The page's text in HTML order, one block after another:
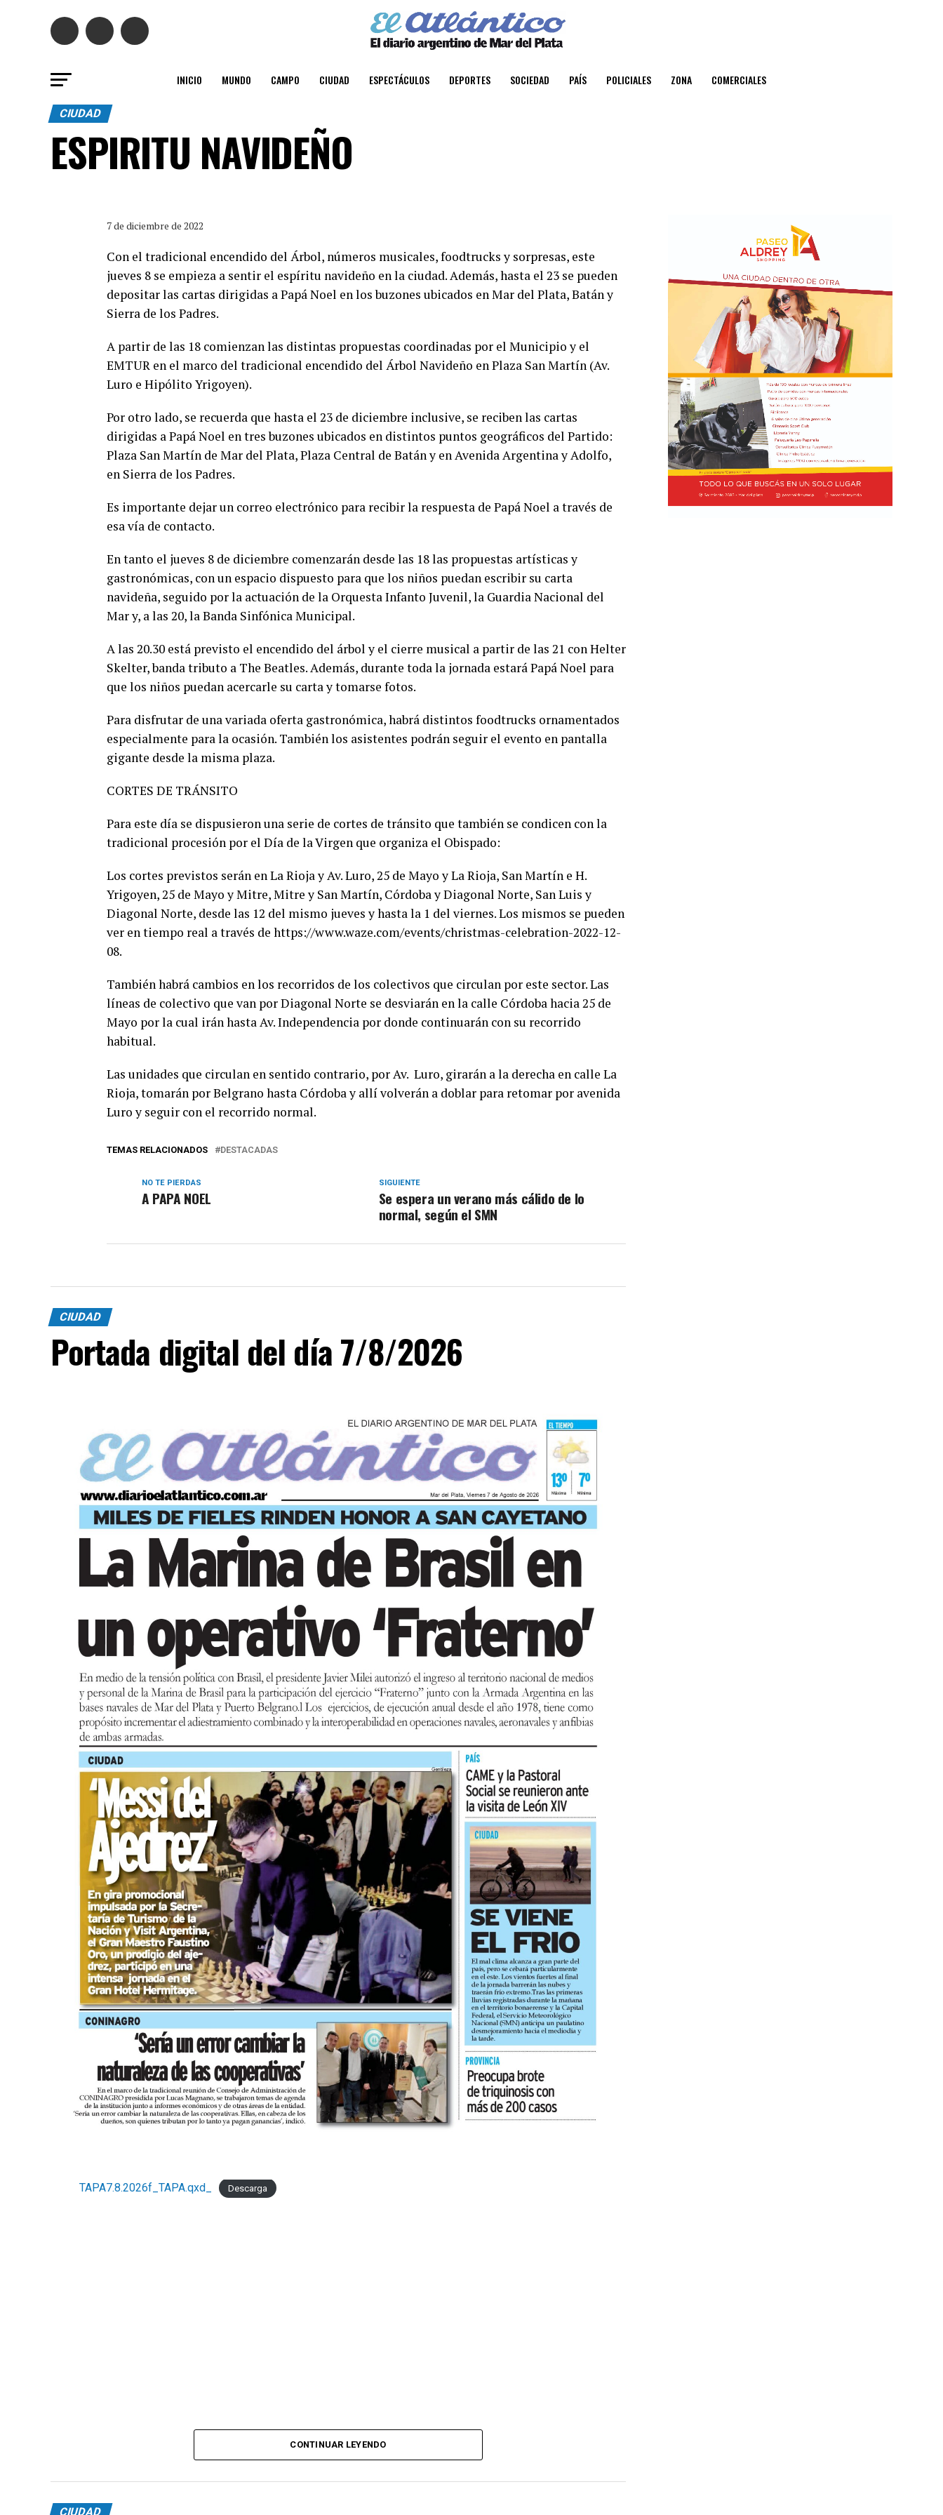
INICIO MUNDO CAMPO CIUDAD ESPECTÁCULOS DEPORTES SOCIEDAD PAÍS POLICIALES ZONA COMERCIALES
CIUDAD
ESPIRITU NAVIDEÑO
7 de diciembre de 2022
Con el tradicional encendido del Árbol, números musicales, foodtrucks y sorpresas, este
jueves 8 se empieza a sentir el espíritu navideño en la ciudad. Además, hasta el 23 se pueden
depositar las cartas dirigidas a Papá Noel en los buzones ubicados en Mar del Plata, Batán y
Sierra de los Padres.
A partir de las 18 comienzan las distintas propuestas coordinadas por el Municipio y el
EMTUR en el marco del tradicional encendido del Árbol Navideño en Plaza San Martín (Av.
Luro e Hipólito Yrigoyen).
Por otro lado, se recuerda que hasta el 23 de diciembre inclusive, se reciben las cartas
dirigidas a Papá Noel en tres buzones ubicados en distintos puntos geográficos del Partido:
Plaza San Martín de Mar del Plata, Plaza Central de Batán y en Avenida Argentina y Adolfo,
en Sierra de los Padres.
Es importante dejar un correo electrónico para recibir la respuesta de Papá Noel a través de
esa vía de contacto.
En tanto el jueves 8 de diciembre comenzarán desde las 18 las propuestas artísticas y
gastronómicas, con un espacio dispuesto para que los niños puedan escribir su carta
navideña, seguido por la actuación de la Orquesta Infanto Juvenil, la Guardia Nacional del
Mar y, a las 20, la Banda Sinfónica Municipal.
A las 20.30 está previsto el encendido del árbol y el cierre musical a partir de las 21 con Helter
Skelter, banda tributo a The Beatles. Además, durante toda la jornada estará Papá Noel para
que los niños puedan acercarle su carta y tomarse fotos.
Para disfrutar de una variada oferta gastronómica, habrá distintos foodtrucks ornamentados
especialmente para la ocasión. También los asistentes podrán seguir el evento en pantalla
gigante desde la misma plaza.
CORTES DE TRÁNSITO
Para este día se dispusieron una serie de cortes de tránsito que también se condicen con la
tradicional procesión por el Día de la Virgen que organiza el Obispado:
Los cortes previstos serán en La Rioja y Av. Luro, 25 de Mayo y La Rioja, San Martín e H.
Yrigoyen, 25 de Mayo y Mitre, Mitre y San Martín, Córdoba y Diagonal Norte, San Luis y
Diagonal Norte, desde las 12 del mismo jueves y hasta la 1 del viernes. Los mismos se pueden
ver en tiempo real a través de https://www.waze.com/events/christmas-celebration-2022-12-
08.
También habrá cambios en los recorridos de los colectivos que circulan por este sector. Las
líneas de colectivo que van por Diagonal Norte se desviarán en la calle Córdoba hacia 25 de
Mayo por la cual irán hasta Av. Independencia por donde continuarán con su recorrido
habitual.
Las unidades que circulan en sentido contrario, por Av. Luro, girarán a la derecha en calle La
Rioja, tomarán por Belgrano hasta Córdoba y allí volverán a doblar para retomar por avenida
Luro y seguir con el recorrido normal.
TEMAS RELACIONADOS DESTACADAS
SIGUIENTE
Se espera un verano más cálido de lo
normal, según el SMN
NO TE PIERDAS
A PAPA NOEL
CIUDAD
Portada digital del día 7/8/2026
TAPA7.8.2026f_TAPA.qxd_ Descarga
CONTINUAR LEYENDO
CIUDAD